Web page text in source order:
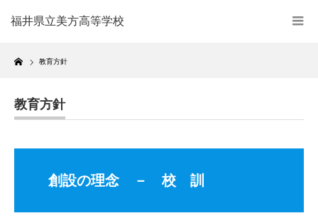
福井県立美方高等学校
Home
教育方針
教育方針
創設の理念 － 校 訓